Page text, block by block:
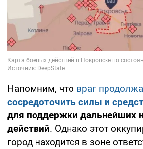
Напомним, что враг
сосредоточить силы и
для поддержки дальнейших
действий. Однако этот
город находится в зоне